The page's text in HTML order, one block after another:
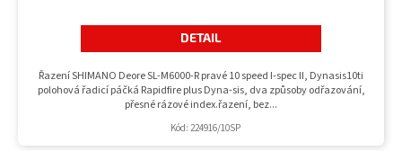
DETAIL
Řazení SHIMANO Deore SL-M6000-R pravé 10 speed I-spec II, Dynasis10ti
polohová řadicí páčká Rapidfire plus Dyna-sis, dva způsoby odřazování,
přesné rázové index.řazení, bez...
Kód: 224916/10SP